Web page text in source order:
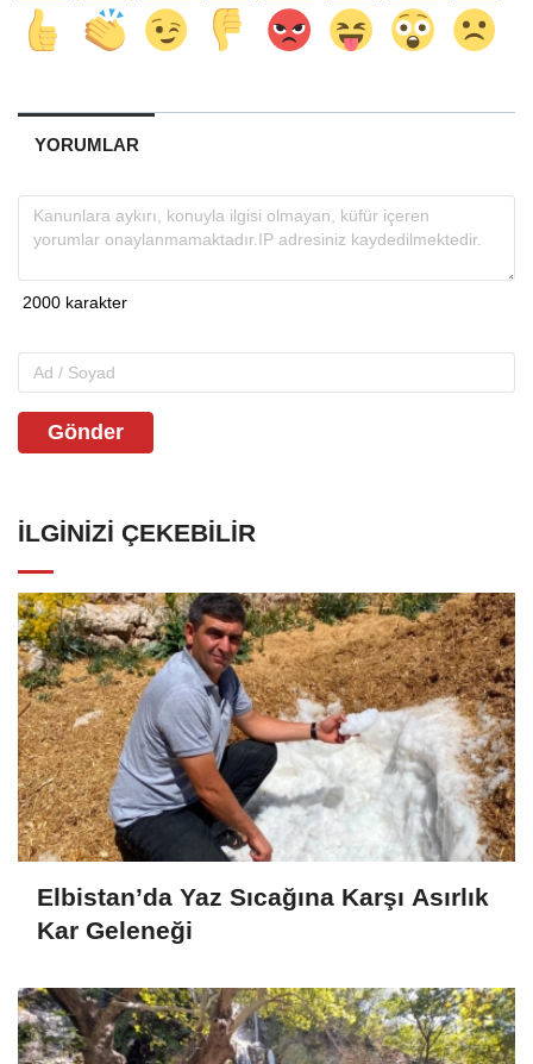
YORUMLAR
Gönder
İLGINIZI ÇEKEBILIR
Elbistan’da Yaz Sıcağına Karşı Asırlık
Kar Geleneği